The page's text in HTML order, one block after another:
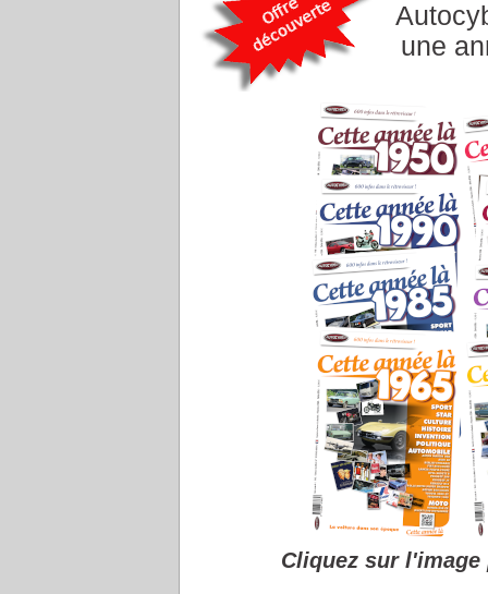
| Conseiller à un
une
Cliquez sur